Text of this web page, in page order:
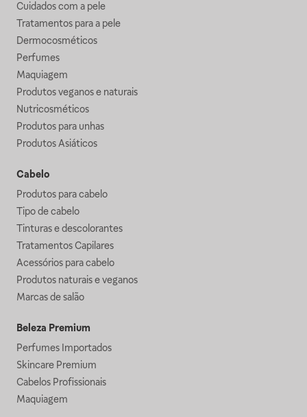
Cuidados com a pele
Tratamentos para a pele
Dermocosméticos
Perfumes
Maquiagem
Produtos veganos e naturais
Nutricosméticos
Produtos para unhas
Produtos Asiáticos
Cabelo
Produtos para cabelo
Tipo de cabelo
Tinturas e descolorantes
Tratamentos Capilares
Acessórios para cabelo
Produtos naturais e veganos
Marcas de salão
Beleza Premium
Perfumes Importados
Skincare Premium
Cabelos Profissionais
Maquiagem